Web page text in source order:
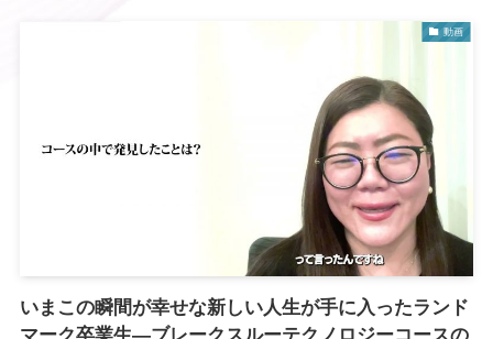
動画
いまこの瞬間が幸せな新しい人生が手に入ったランド